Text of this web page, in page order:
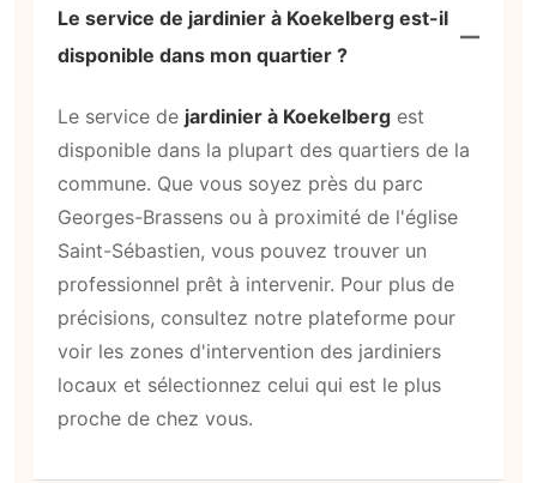
Le service de jardinier à Koekelberg est-il
disponible dans mon quartier ?
Le service de jardinier à Koekelberg est
disponible dans la plupart des quartiers de la
commune. Que vous soyez près du parc
Georges-Brassens ou à proximité de l'église
Saint-Sébastien, vous pouvez trouver un
professionnel prêt à intervenir. Pour plus de
précisions, consultez notre plateforme pour
voir les zones d'intervention des jardiniers
locaux et sélectionnez celui qui est le plus
proche de chez vous.